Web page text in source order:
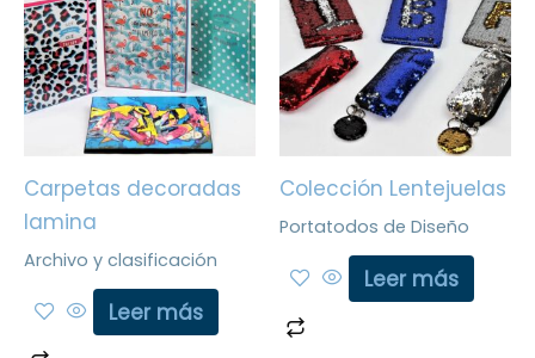
Carpetas decoradas
lamina
Archivo y clasificación
Leer más
Colección Lentejuelas
Portatodos de Diseño
Leer más